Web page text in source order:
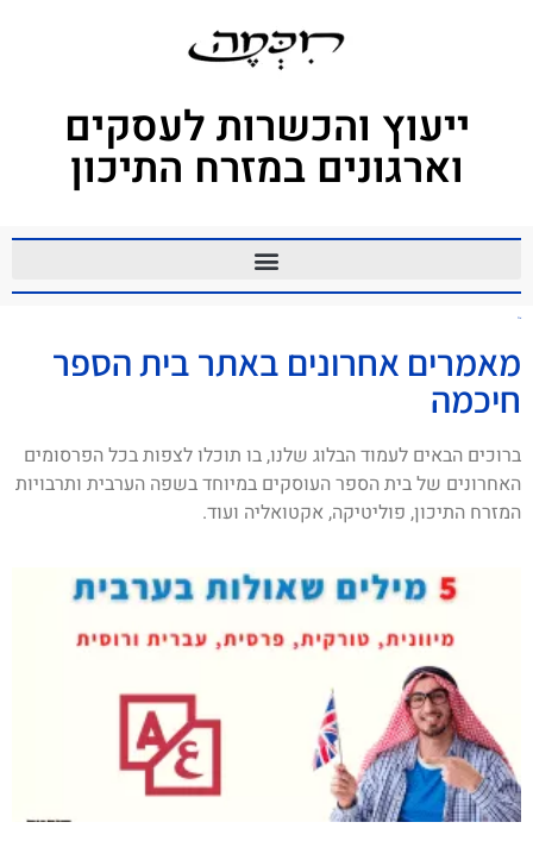
ייעוץ והכשרות לעסקים
וארגונים במזרח התיכון
אדל
מאמרים אחרונים באתר בית הספר
חיכמה
ברוכים הבאים לעמוד הבלוג שלנו, בו תוכלו לצפות בכל הפרסומים
האחרונים של בית הספר העוסקים במיוחד בשפה הערבית ותרבויות
המזרח התיכון, פוליטיקה, אקטואליה ועוד.